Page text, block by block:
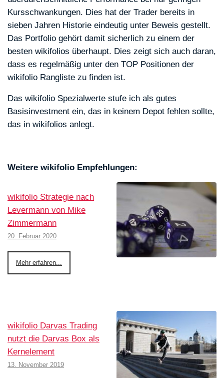
Kursschwankungen. Dies hat der Trader bereits in
sieben Jahren Historie eindeutig unter Beweis gestellt.
Das Portfolio gehört damit sicherlich zu einem der
besten wikifolios überhaupt. Dies zeigt sich auch daran,
dass es regelmäßig unter den TOP Positionen der
wikifolio Rangliste zu finden ist.
Das wikifolio Spezialwerte stufe ich als gutes
Basisinvestment ein, das in keinem Depot fehlen sollte,
das in wikifolios anlegt.
Weitere wikifolio Empfehlungen:
wikifolio Strategie nach
Levermann von Mike
Zimmermann
20. Februar 2020
Mehr erfahren...
wikifolio Darvas Trading
nutzt die Darvas Box als
Kernelement
13. November 2019